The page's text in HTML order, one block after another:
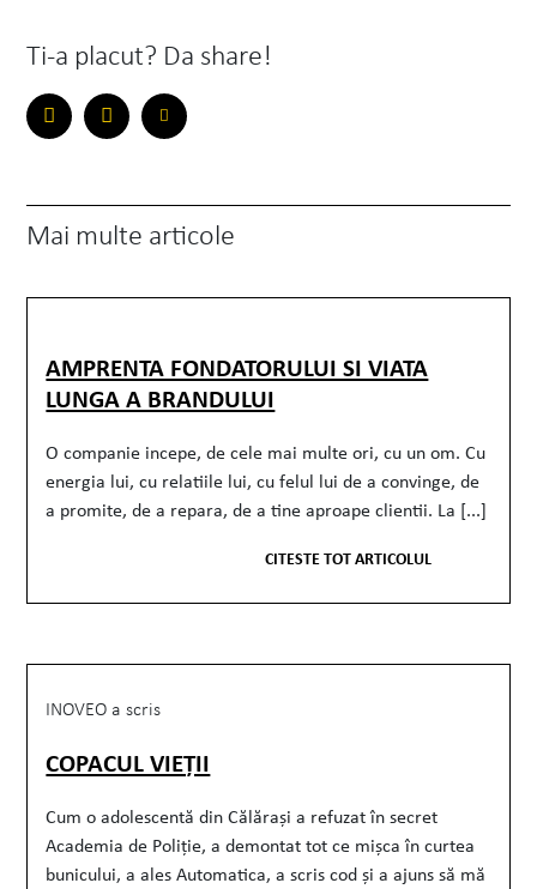
Ti-a placut? Da share!
Mai multe articole
AMPRENTA FONDATORULUI SI VIATA
LUNGA A BRANDULUI
O companie incepe, de cele mai multe ori, cu un om. Cu
energia lui, cu relatiile lui, cu felul lui de a convinge, de
a promite, de a repara, de a tine aproape clientii. La [...]
CITESTE TOT ARTICOLUL
INOVEO a scris
COPACUL VIEȚII
Cum o adolescentă din Călărași a refuzat în secret
Academia de Poliție, a demontat tot ce mișca în curtea
bunicului, a ales Automatica, a scris cod și a ajuns să mă